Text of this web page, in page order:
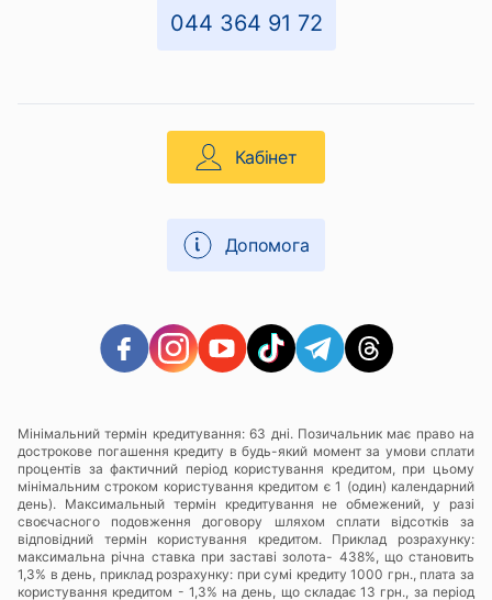
044 364 91 72
Кабінет
Допомога
Мінімальний термін кредитування: 63 дні. Позичальник має право на
дострокове погашення кредиту в будь-який момент за умови сплати
процентів за фактичний період користування кредитом, при цьому
мінімальним строком користування кредитом є 1 (один) календарний
день). Максимальный термін кредитування не обмежений, у разі
своєчасного подовження договору шляхом сплати відсотків за
відповідний термін користування кредитом. Приклад розрахунку:
максимальна річна ставка при заставі золота- 438%, що становить
1,3% в день, приклад розрахунку: при сумі кредиту 1000 грн., плата за
користування кредитом - 1,3% на день, що складає 13 грн., за період